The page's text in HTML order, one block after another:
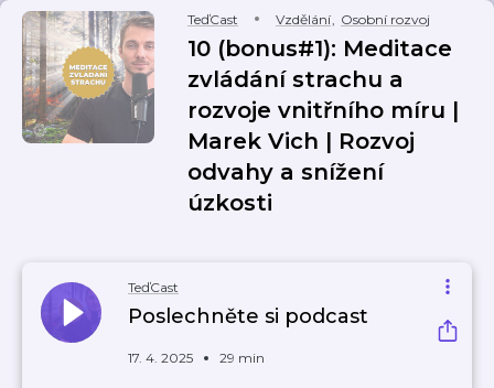
TeďCast Vzdělání, Osobní rozvoj
10 (bonus#1): Meditace
zvládání strachu a
rozvoje vnitřního míru |
Marek Vich | Rozvoj
odvahy a snížení
úzkosti
TeďCast
Poslechněte si podcast
17. 4. 2025 29 min